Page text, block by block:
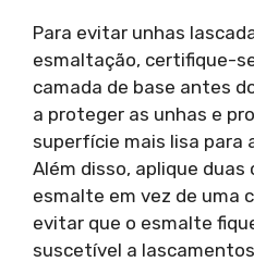
Para evitar unhas
esmaltação, certifique-
camada de base antes
a proteger as unhas e
superfície mais lisa para
Além disso, aplique duas
esmalte em vez de uma
evitar que o esmalte
suscetível a